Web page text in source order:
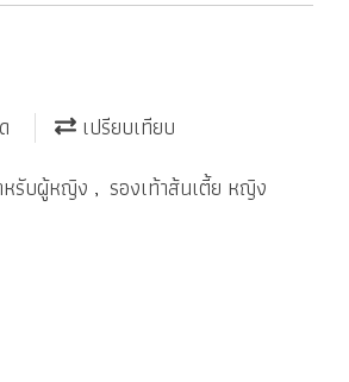
เปรียบเทียบ
หรับผู้หญิง , รองเท้าส้นเตี้ย หญิง